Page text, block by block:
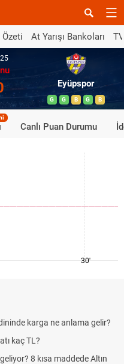
Özeti At Yarışı Bankoları
Eyüpspor
G G B G B
Canlı Puan Durumu
30'
karga ne anlama gelir?
kaç TL?
8 kısa maddede Altın